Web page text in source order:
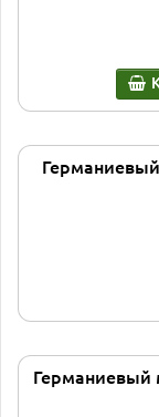
Германиевый